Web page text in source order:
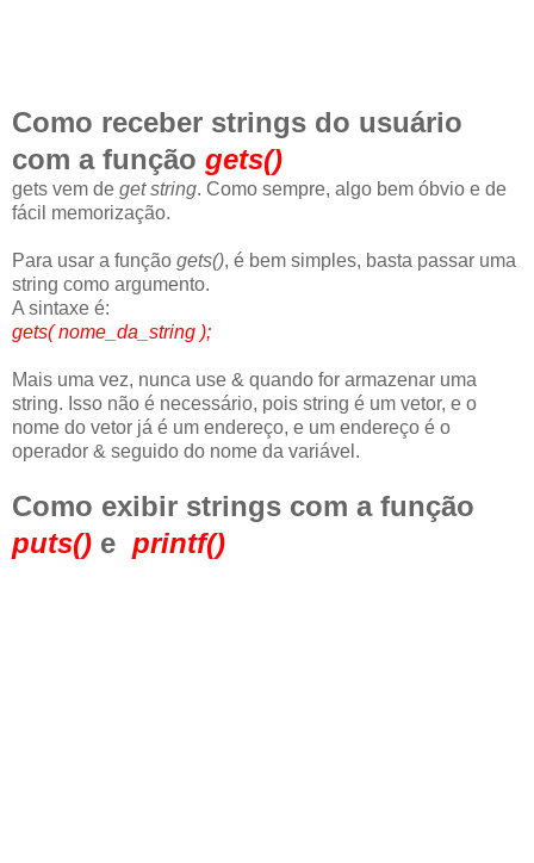
Como receber strings do usuário
com a função gets()
gets vem de get string. Como sempre, algo bem óbvio e de
fácil memorização.
Para usar a função gets(), é bem simples, basta passar uma
string como argumento.
A sintaxe é:
gets( nome_da_string );
Mais uma vez, nunca use & quando for armazenar uma
string. Isso não é necessário, pois string é um vetor, e o
nome do vetor já é um endereço, e um endereço é o
operador & seguido do nome da variável.
Como exibir strings com a função
puts() e printf()